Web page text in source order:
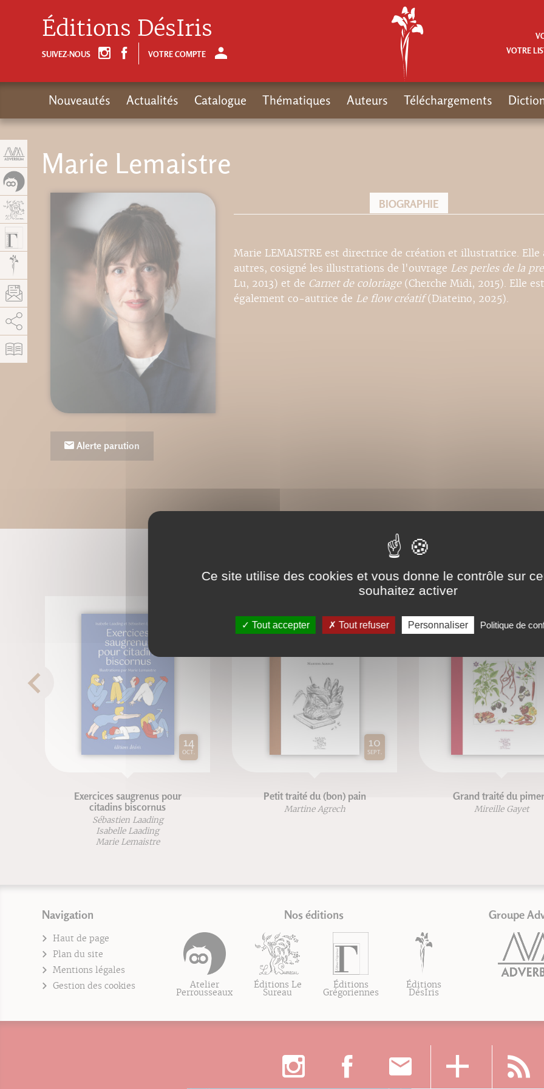
Marie Lemaistre
Alerte parution
BIOGRAPHIE
Marie LEMAISTRE est directrice de création et illustratrice. Elle
autres, cosigné les illustrations de l'ouvrage Les perles de la
Lu, 2013) et de Carnet de coloriage(Cherche Midi, 2015). Elle est
également co-autrice de Le flow créatif(Diateino, 2025).
BIBLIOGRAPHIE
14
OCT.
Exercices saugrenus pour
citadins biscornus
Sébastien Laading
Isabelle Laading
Marie Lemaistre
10
SEPT.
Petit traité du (bon) pain
Martine Agrech
Grand traité du
Mireille Gayet
Navigation
Haut de page
Plan du site
Mentions légales
Gestion des cookies
Nos éditions
Atelier
Perrousseaux
Éditions Le
Sureau
Éditions
Grégoriennes
Éditions
DésIris
Groupe
Éditions DésIris
SUIVEZ-NOUS VOTRE COMPTE
VOTRE
Nouveautés Actualités Catalogue Thématiques Auteurs Téléchargements
Autoriser
Ce site utilise des cookies et vous donne le contrôle sur
souhaitez activer
Tout accepter Tout refuser Personnaliser Politique de